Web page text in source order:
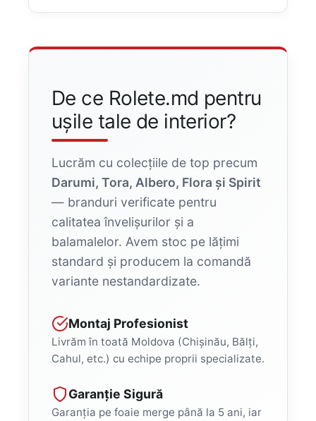
De ce Rolete.md pentru
ușile tale de interior?
Lucrăm cu colecțiile de top precum
Darumi, Tora, Albero, Flora și Spirit
— branduri verificate pentru
calitatea învelișurilor și a
balamalelor. Avem stoc pe lățimi
standard și producem la comandă
variante nestandardizate.
Montaj Profesionist
Livrăm în toată Moldova (Chișinău, Bălți,
Cahul, etc.) cu echipe proprii specializate.
Garanție Sigură
Garanția pe foaie merge până la 5 ani, iar